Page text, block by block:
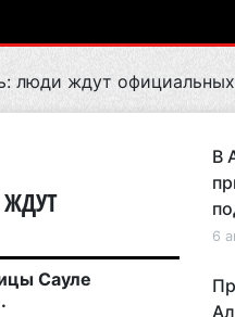
люди ждут
Сауле
В
6